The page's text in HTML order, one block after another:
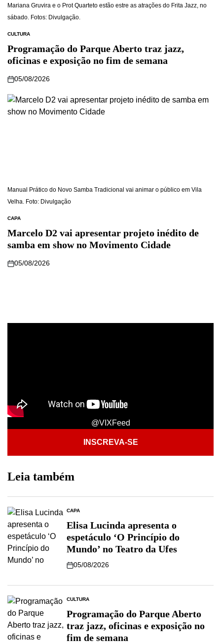
Mariana Gruvira e o Prot Quarteto estão estre as atrações do Frita Jazz, no
sábado. Fotos: Divulgação.
CULTURA
Programação do Parque Aberto traz jazz,
oficinas e exposição no fim de semana
05/08/2026
Manual Prático do Novo Samba Tradicional vai animar o público em Vila
Velha. Foto: Divulgação
CAPA
Marcelo D2 vai apresentar projeto inédito de
samba em show no Movimento Cidade
05/08/2026
@VIXFeed
INSCREVA-SE
Leia também
CAPA
Elisa Lucinda apresenta o
espetáculo ‘O Princípio do
Mundo’ no Teatro da Ufes
05/08/2026
CULTURA
Programação do Parque Aberto
traz jazz, oficinas e exposição no
fim de semana